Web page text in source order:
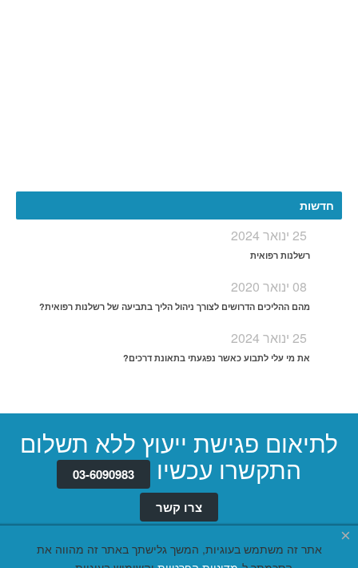
חדשות
25 ינואר 2024
רשלנות רפואית
08 ינואר 2020
מהם ההליכים הדרושים לצורך ניהול הליך בתביעה של רשלנות רפואית?
25 ינואר 2024
את מי עלי לתבוע כאשר נפגעתי בתאונת דרכים?
לתיאום פגישת ייעוץ ללא תשלום
התקשרו עכשיו
03-6090983
צרו קשר
×
אתר זה משתמש בעוגיות, המשך גלישתך באתר זה מהווה את